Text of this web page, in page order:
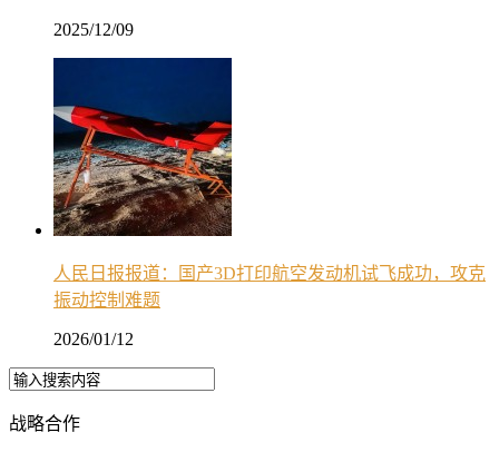
2025/12/09
人民日报报道：国产3D打印航空发动机试飞成功，攻克
振动控制难题
2026/01/12
战略合作